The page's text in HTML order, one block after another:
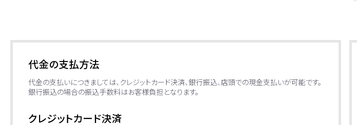
代金の支払方法
代金の支払いにつきましては、クレジットカード決済、銀行振込、店頭での現金支払いが可能です。
銀行振込の場合の振込手数料はお客様負担となります。
クレジットカード決済